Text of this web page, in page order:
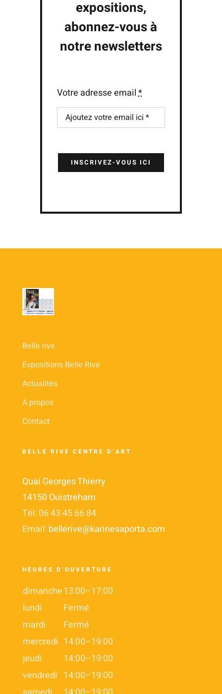
expositions,
abonnez-vous à
notre newsletters
Votre adresse email*
INSCRIVEZ-VOUS ICI
Belle rive
Expositions Belle Rive
Actualités
A propos
Contact
BELLE RIVE CENTRE D’ART
Quai Georges Thierry
14150 Ouistreham
Tél: 06 43 45 66 84
Email: bellerive@karinesaporta.com
HEURES D’OUVERTURE
dimanche13:00–17:00
lundi
Fermé
mardi
Fermé
mercredi 14:00–19:00
jeudi
14:00–19:00
vendredi 14:00–19:00